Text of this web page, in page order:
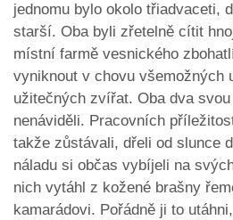
jednomu bylo okolo třiadvaceti,
starší. Oba byli zřetelně cítit
místní farmě vesnického
vyniknout v chovu všemožných
užitečných zvířat. Oba dva
nenáviděli. Pracovních
takže zůstávali, dřeli od slunce
náladu si občas vybíjeli na
nich vytáhl z kožené brašny
kamarádovi. Pořádně ji to